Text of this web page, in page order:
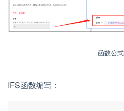
函数公式
IFS函数编写：